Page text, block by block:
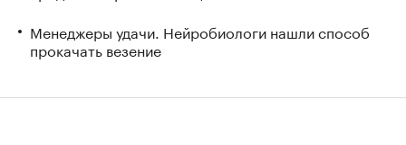
Менеджеры удачи. Нейробиологи нашли способ
прокачать везение